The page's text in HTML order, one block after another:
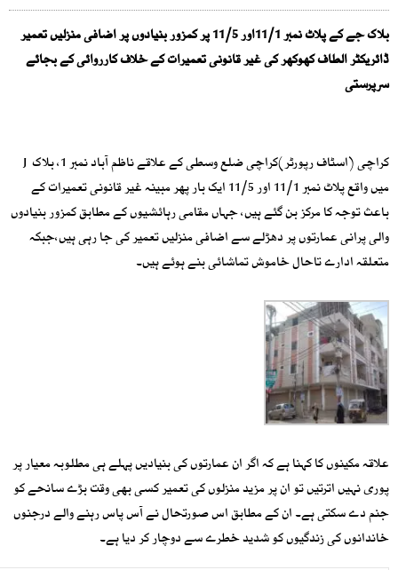
بلاک جے کے پلاٹ نمبر 11/1اور 11/5 پر کمزور بنیادوں پر اضافی منزلیں تعمیر
ڈائریکٹر الطاف کھوکھر کی غیر قانونی تعمیرات کے خلاف کارروائی کے بجائے
سرپرستی
کراچی (اسٹاف رپورٹر)کراچی ضلع وسطی کے علاقے ناظم آباد نمبر 1، بلاک J
میں واقع پلاٹ نمبر 11/1 اور 11/5 ایک بار پھر مبینہ غیر قانونی تعمیرات کے
باعث توجہ کا مرکز بن گئے ہیں، جہاں مقامی رہائشیوں کے مطابق کمزور بنیادوں
والی پرانی عمارتوں پر دھڑلے سے اضافی منزلیں تعمیر کی جا رہی ہیں،جبکہ
متعلقہ ادارے تاحال خاموش تماشائی بنے ہوئے ہیں۔
علاقہ مکینوں کا کہنا ہے کہ اگر ان عمارتوں کی بنیادیں پہلے ہی مطلوبہ معیار پر
پوری نہیں اترتیں تو ان پر مزید منزلوں کی تعمیر کسی بھی وقت بڑے سانحے کو
جنم دے سکتی ہے۔ ان کے مطابق اس صورتحال نے آس پاس رہنے والے درجنوں
خاندانوں کی زندگیوں کو شدید خطرے سے دوچار کر دیا ہے۔